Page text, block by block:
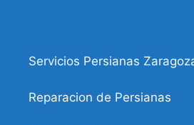
Servicios Persianas
Reparacion de Persianas